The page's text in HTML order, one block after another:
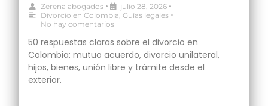
Zerena abogados • julio 28, 2026 •
Divorcio en Colombia Guías legales •
No hay comentarios
50 respuestas claras sobre el divorcio en
Colombia: mutuo acuerdo, divorcio unilateral,
hijos, bienes, unión libre y trámite desde el
exterior.